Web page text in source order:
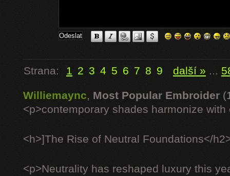
Strana: 1 2 3 4 5 6 7 8 9 další » ...
Williemaync, Most Popular Embroider
<p>contemporary shades harmonize
<h>]The Rise of Neutral Foundations</
<p>Neutrality has reshaped luxury this